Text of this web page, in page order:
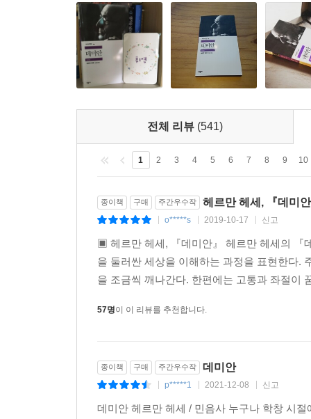
전체 리뷰 (541)
1 2 3 4 5 6 7 8 9 10
종이책 구매 주간우수작 헤르만 헤세, 『데미
o*****s 2019-10-17 신고
▣ 헤르만 헤세, 『데미안』 헤르만 헤세의 『
을 둘러싼 세상을 이해하는 과정을 표현한다.
을 조금씩 깨나간다. 한편에는 고통과 좌절이
57명이 이 리뷰를 추천합니다.
종이책 구매 주간우수작 데미안
p*****1 2021-12-08 신고
데미안 헤르만 헤세 / 민음사 누구나 학창 시